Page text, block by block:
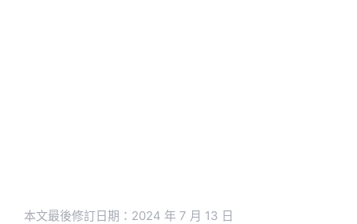
本文最後修訂日期：2024 年 7 月 13 日